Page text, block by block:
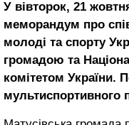
У вівторок, 21
меморандум про
молоді та спорту
громадою та
комітетом України.
мультиспортивного